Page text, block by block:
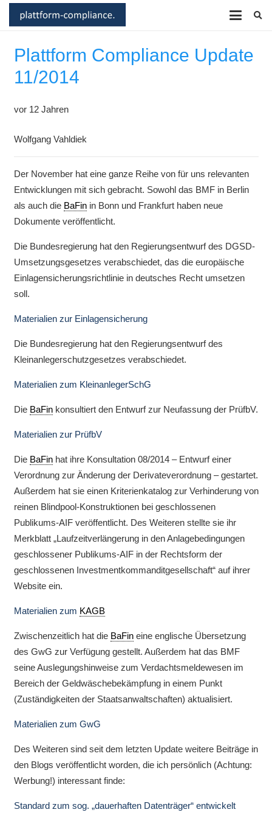
Plattform Compliance Update
11/2014
vor 12 Jahren
Wolfgang Vahldiek
Der November hat eine ganze Reihe von für uns relevanten
Entwicklungen mit sich gebracht. Sowohl das BMF in Berlin
als auch die BaFinin Bonn und Frankfurt haben neue
Dokumente veröffentlicht.
Die Bundesregierung hat den Regierungsentwurf des DGSD-
Umsetzungsgesetzes verabschiedet, das die europäische
Einlagensicherungsrichtlinie in deutsches Recht umsetzen
soll.
Materialien zur Einlagensicherung
Die Bundesregierung hat den Regierungsentwurf des
Kleinanlegerschutzgesetzes verabschiedet.
Materialien zum KleinanlegerSchG
Die BaFinkonsultiert den Entwurf zur Neufassung der PrüfbV.
Materialien zur PrüfbV
Die BaFinhat ihre Konsultation 08/2014 – Entwurf einer
Verordnung zur Änderung der Derivateverordnung – gestartet.
Außerdem hat sie einen Kriterienkatalog zur Verhinderung von
reinen Blindpool-Konstruktionen bei geschlossenen
Publikums-AIF veröffentlicht. Des Weiteren stellte sie ihr
Merkblatt „Laufzeitverlängerung in den Anlagebedingungen
geschlossener Publikums-AIF in der Rechtsform der
geschlossenen Investmentkommanditgesellschaft“ auf ihrer
Website ein.
Materialien zum KAGB
Zwischenzeitlich hat die BaFineine englische Übersetzung
des GwG zur Verfügung gestellt. Außerdem hat das BMF
seine Auslegungshinweise zum Verdachtsmeldewesen im
Bereich der Geldwäschebekämpfung in einem Punkt
(Zuständigkeiten der Staatsanwaltschaften) aktualisiert.
Materialien zum GwG
Des Weiteren sind seit dem letzten Update weitere Beiträge in
den Blogs veröffentlicht worden, die ich persönlich (Achtung:
Werbung!) interessant finde:
Standard zum sog. „dauerhaften Datenträger“ entwickelt